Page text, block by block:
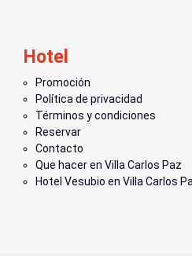
Hotel
Promoción
Política de privacidad
Términos y condiciones
Reservar
Contacto
Que hacer en Villa Carlos Paz
Hotel Vesubio en Villa Carlos